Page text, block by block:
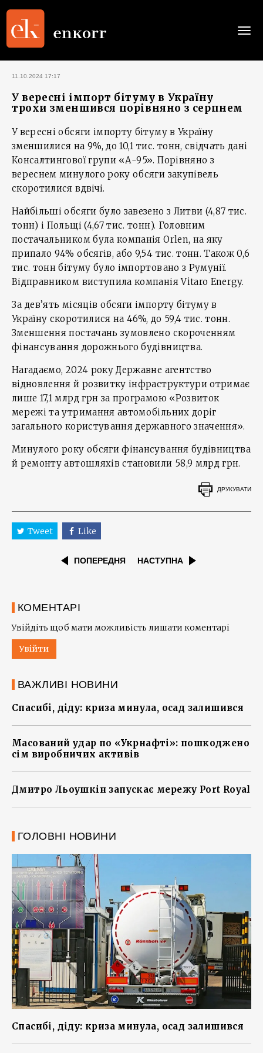
11.10.2024 17:17
У вересні імпорт бітуму в Україну
трохи зменшився порівняно з серпнем
У вересні обсяги імпорту бітуму в Україну
зменшилися на 9%, до 10,1 тис. тонн, свідчать дані
Консалтингової групи «А-95». Порівняно з
вереснем минулого року обсяги закупівель
скоротилися вдвічі.
Найбільші обсяги було завезено з Литви (4,87 тис.
тонн) і Польщі (4,67 тис. тонн). Головним
постачальником була компанія Orlen, на яку
припало 94% обсягів, або 9,54 тис. тонн. Також 0,6
тис. тонн бітуму було імпортовано з Румунії.
Відправником виступила компанія Vitaro Energy.
За дев’ять місяців обсяги імпорту бітуму в
Україну скоротилися на 46%, до 59,4 тис. тонн.
Зменшення постачань зумовлено скороченням
фінансування дорожнього будівництва.
Нагадаємо, 2024 року Державне агентство
відновлення й розвитку інфраструктури отримає
лише 17,1 млрд грн за програмою «Розвиток
мережі та утримання автомобільних доріг
загального користування державного значення».
Минулого року обсяги фінансування будівництва
й ремонту автошляхів становили 58,9 млрд грн.
ДРУКУВАТИ
Tweet Like
ПОПЕРЕДНЯ НАСТУПНА
КОМЕНТАРІ
Увійдіть щоб мати можливість лишати коментарі
Увійти
ВАЖЛИВІ НОВИНИ
Спасибі, діду: криза минула, осад залишився
Масований удар по «Укрнафті»: пошкоджено
сім виробничих активів
Дмитро Льоушкін запускає мережу Port Royal
ГОЛОВНІ НОВИНИ
Спасибі, діду: криза минула, осад залишився